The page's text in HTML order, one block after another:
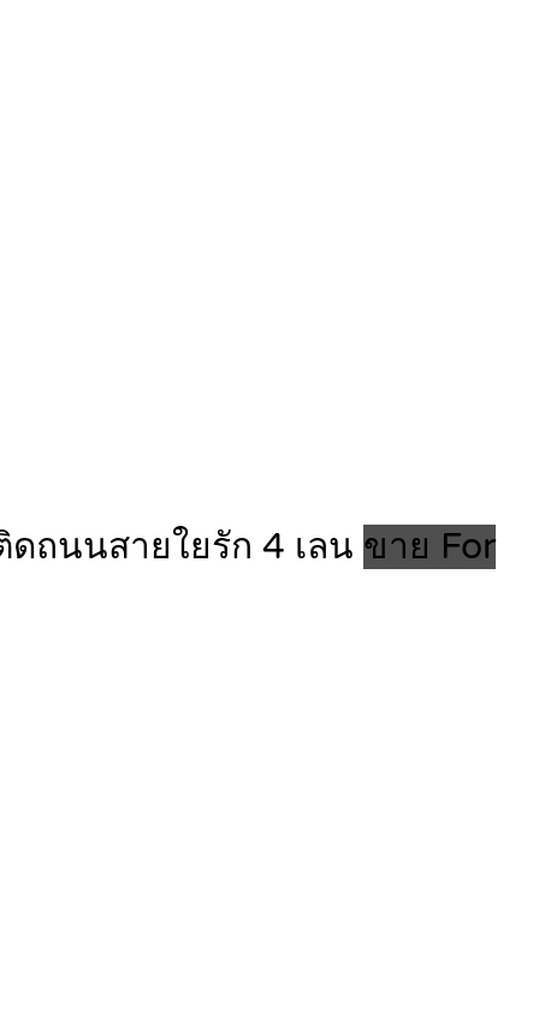
ถนนสายใยรัก 4 เลน ขาย For